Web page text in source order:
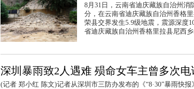
8月31日，云南省迪庆藏族自治州消
分，在云南省迪庆藏族自治州香格
荣县交界发生5.9级地震，震源深
省迪庆藏族自治州香格里拉县尼西
深圳暴雨致2人遇难 殒命女车主曾多次
(记者 郑小红 陈文)记者从深圳市三防办发布的《“8·30”暴雨快